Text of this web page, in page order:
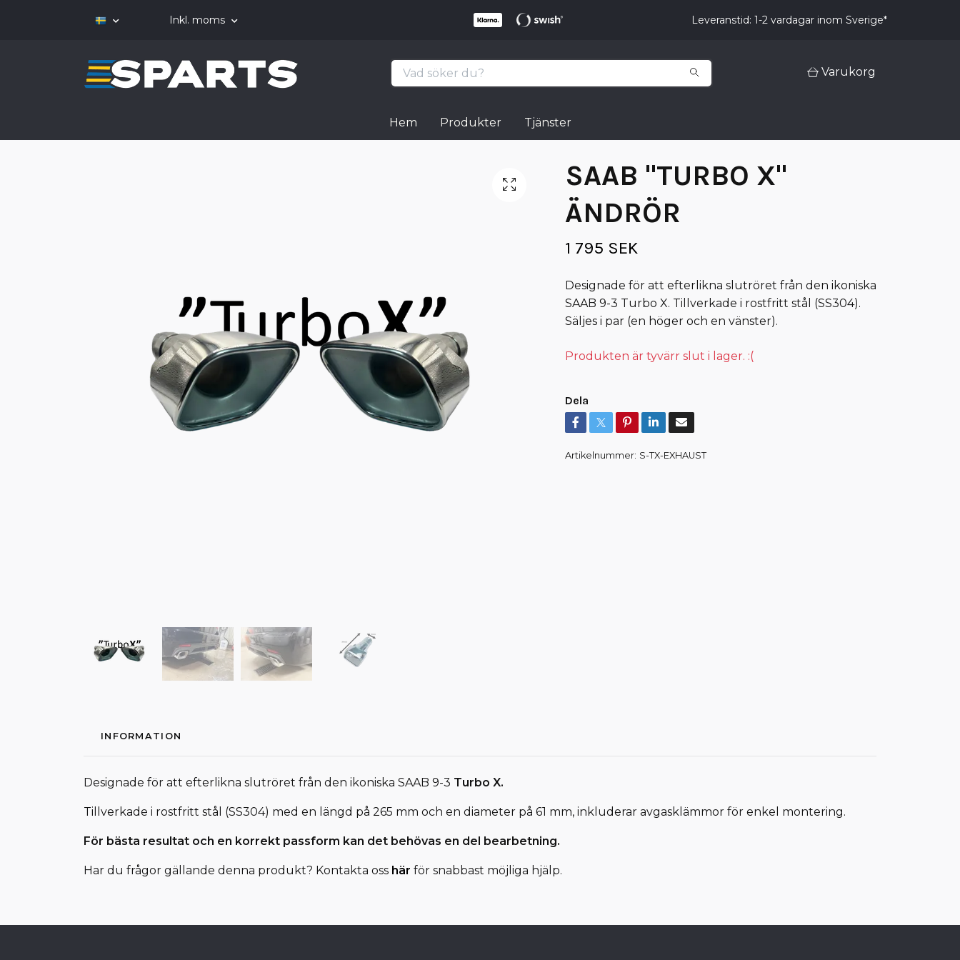
Inkl. moms Leveranstid: 1-2 vardagar inom Sverige*
Varukorg
Hem Produkter Tjänster
SAAB "TURBO X"
ÄNDRÖR
1 795 SEK
Designade för att efterlikna slutröret från den ikoniska
SAAB 9-3 Turbo X. Tillverkade i rostfritt stål (SS304).
Säljes i par (en höger och en vänster).
Produkten är tyvärr slut i lager. :(
Dela
Artikelnummer: S-TX-EXHAUST
INFORMATION
Designade för att efterlikna slutröret från den ikoniska SAAB 9-3 Turbo X.
Tillverkade i rostfritt stål (SS304) med en längd på 265 mm och en diameter på 61 mm, inkluderar avgasklämmor för enkel montering.
För bästa resultat och en korrekt passform kan det behövas en del bearbetning.
Har du frågor gällande denna produkt? Kontakta oss här för snabbast möjliga hjälp.